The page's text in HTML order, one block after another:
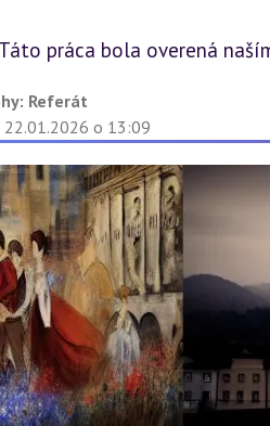
Táto práca bola overená
Referát
22.01.2026 o 13:09